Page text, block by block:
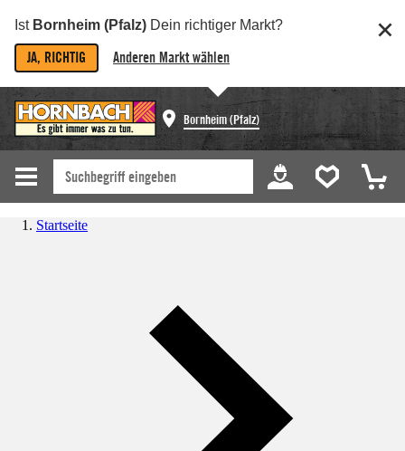
Ist Bornheim (Pfalz) Dein richtiger Markt?
JA, RICHTIG Anderen Markt wählen
Bornheim (Pfalz)
Startseite